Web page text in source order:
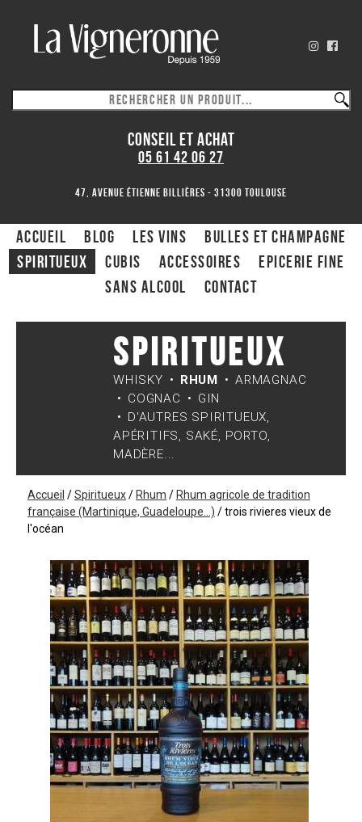
CONSEIL ET ACHAT
05 61 42 06 27
47, avenue Étienne Billières - 31300 toulouse
ACCUEIL Blog Les Vins
Bulles et Champagne
Spiritueux
CUBIS ACCESSOIRES
Epicerie fine
Sans alcool
Contact
Spiritueux
WHISKY RHUM
ARMAGNAC
COGNAC
GIN
D'AUTRES SPIRITUEUX,
APÉRITIFS, SAKÉ, PORTO,
MADÈRE...
Accueil /Spiritueux/Rhum /Rhum agricole de tradition
française (Martinique, Guadeloupe...) /trois rivieres vieux de
l'océan